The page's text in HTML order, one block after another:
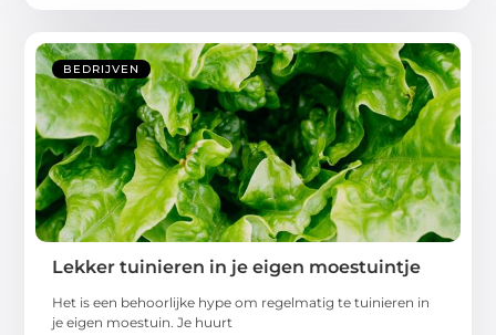
BEDRIJVEN
Lekker tuinieren in je eigen moestuintje
Het is een behoorlijke hype om regelmatig te tuinieren in
je eigen moestuin. Je huurt